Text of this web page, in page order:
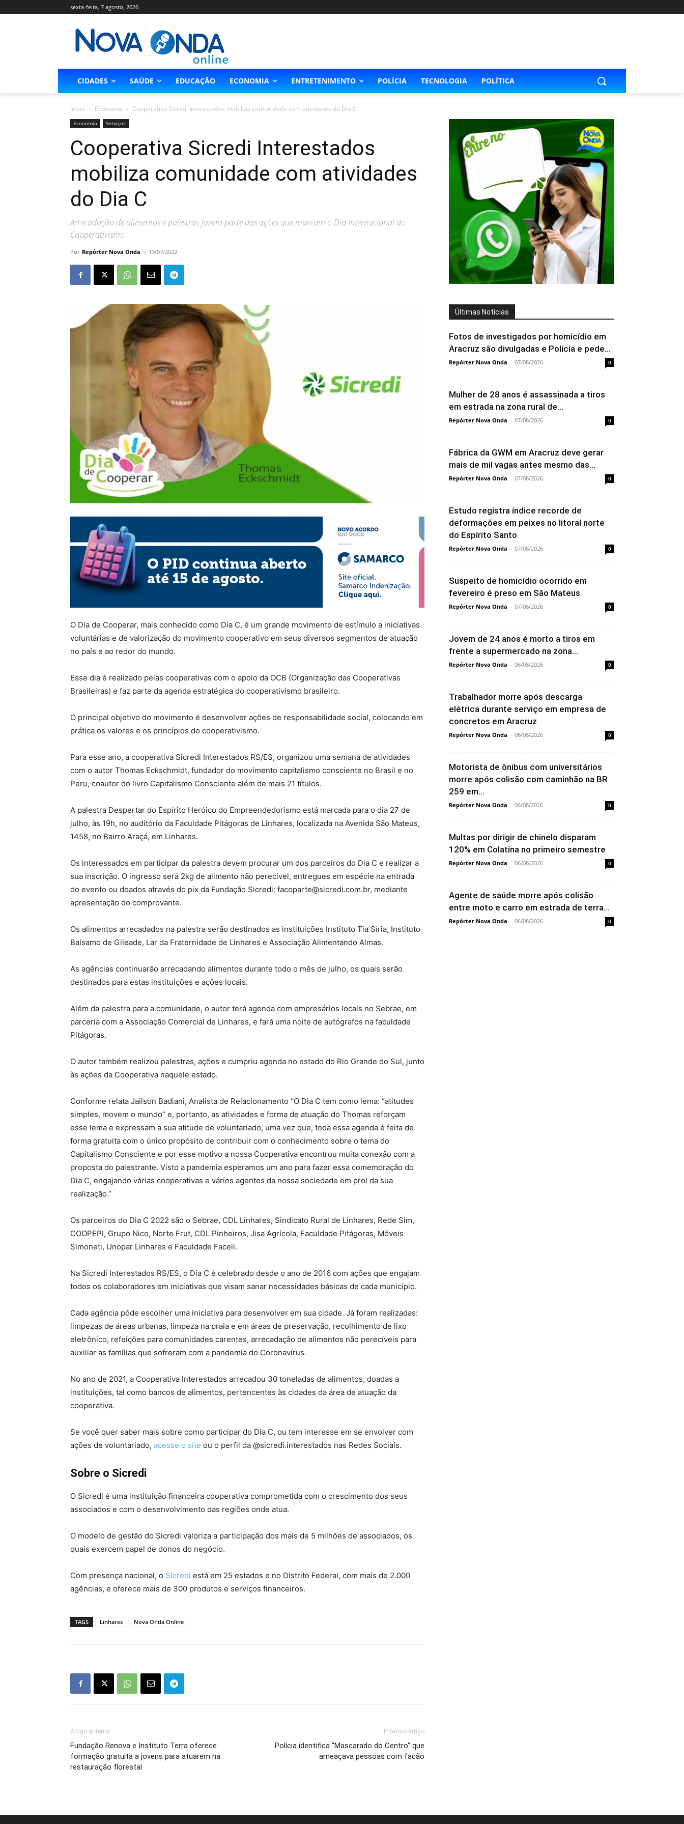
sexta-feira, 7 agosto, 2026
CIDADES SAÚDE EDUCAÇÃO ECONOMIA ENTRETENIMENTO POLÍCIA TECNOLOGIA POLÍTICA
Início Economia Cooperativa Sicredi Interestados mobiliza comunidade com atividades do Dia C
Economia Serviços
Cooperativa Sicredi Interestados
mobiliza comunidade com atividades
do Dia C
Arrecadação de alimentos e palestras fazem parte das ações que marcam o Dia Internacional do
Cooperativismo
Por Repórter Nova Onda - 13/07/2022
O Dia de Cooperar, mais conhecido como Dia C, é um grande movimento de estímulo a iniciativas
voluntárias e de valorização do movimento cooperativo em seus diversos segmentos de atuação
no país e ao redor do mundo.
Esse dia é realizado pelas cooperativas com o apoio da OCB (Organização das Cooperativas
Brasileiras) e faz parte da agenda estratégica do cooperativismo brasileiro.
O principal objetivo do movimento é desenvolver ações de responsabilidade social, colocando em
prática os valores e os princípios do cooperativismo.
Para esse ano, a cooperativa Sicredi Interestados RS/ES, organizou uma semana de atividades
com o autor Thomas Eckschmidt, fundador do movimento capitalismo consciente no Brasil e no
Peru, coautor do livro Capitalismo Consciente além de mais 21 títulos.
A palestra Despertar do Espírito Heróico do Empreendedorismo está marcada para o dia 27 de
julho, às 19h, no auditório da Faculdade Pitágoras de Linhares, localizada na Avenida São Mateus,
1458, no Bairro Araçá, em Linhares.
Os interessados em participar da palestra devem procurar um dos parceiros do Dia C e realizar a
sua inscrição. O ingresso será 2kg de alimento não perecível, entregues em espécie na entrada
do evento ou doados através do pix da Fundação Sicredi: facoparte@sicredi.com.br, mediante
apresentação do comprovante.
Os alimentos arrecadados na palestra serão destinados as instituições Instituto Tia Síria, Instituto
Balsamo de Gileade, Lar da Fraternidade de Linhares e Associação Alimentando Almas.
As agências continuarão arrecadando alimentos durante todo o mês de julho, os quais serão
destinados para estas instituições e ações locais.
Além da palestra para a comunidade, o autor terá agenda com empresários locais no Sebrae, em
parceria com a Associação Comercial de Linhares, e fará uma noite de autógrafos na faculdade
Pitágoras.
O autor também realizou palestras, ações e cumpriu agenda no estado do Rio Grande do Sul, junto
às ações da Cooperativa naquele estado.
Conforme relata Jailson Badiani, Analista de Relacionamento “O Dia C tem como lema: “atitudes
simples, movem o mundo” e, portanto, as atividades e forma de atuação do Thomas reforçam
esse lema e expressam a sua atitude de voluntariado, uma vez que, toda essa agenda é feita de
forma gratuita com o único propósito de contribuir com o conhecimento sobre o tema do
Capitalismo Consciente e por esse motivo a nossa Cooperativa encontrou muita conexão com a
proposta do palestrante. Visto a pandemia esperamos um ano para fazer essa comemoração do
Dia C, engajando várias cooperativas e vários agentes da nossa sociedade em prol da sua
realização.”
Os parceiros do Dia C 2022 são o Sebrae, CDL Linhares, Sindicato Rural de Linhares, Rede Sim,
COOPEPI, Grupo Nico, Norte Frut, CDL Pinheiros, Jisa Agrícola, Faculdade Pitágoras, Móveis
Simoneti, Unopar Linhares e Faculdade Faceli.
Na Sicredi Interestados RS/ES, o Dia C é celebrado desde o ano de 2016 com ações que engajam
todos os colaboradores em iniciativas que visam sanar necessidades básicas de cada município.
Cada agência pôde escolher uma iniciativa para desenvolver em sua cidade. Já foram realizadas:
limpezas de áreas urbanas, limpeza na praia e em áreas de preservação, recolhimento de lixo
eletrônico, refeições para comunidades carentes, arrecadação de alimentos não perecíveis para
auxiliar as famílias que sofreram com a pandemia do Coronavírus.
No ano de 2021, a Cooperativa Interestados arrecadou 30 toneladas de alimentos, doadas a
instituições, tal como bancos de alimentos, pertencentes às cidades da área de atuação da
cooperativa.
Se você quer saber mais sobre como participar do Dia C, ou tem interesse em se envolver com
ações de voluntariado, acesse o site ou o perfil da @sicredi.interestados nas Redes Sociais.
Sobre o Sicredi
O Sicredi é uma instituição financeira cooperativa comprometida com o crescimento dos seus
associados e com o desenvolvimento das regiões onde atua.
O modelo de gestão do Sicredi valoriza a participação dos mais de 5 milhões de associados, os
quais exercem papel de donos do negócio.
Com presença nacional, o Sicredi está em 25 estados e no Distrito Federal, com mais de 2.000
agências, e oferece mais de 300 produtos e serviços financeiros.
TAGS Linhares Nova Onda Online
Artigo anterior
Fundação Renova e Instituto Terra oferece
formação gratuita a jovens para atuarem na
restauração florestal
Próximo artigo
Polícia identifica “Mascarado do Centro” que
ameaçava pessoas com facão
Últimas Notícias
Fotos de investigados por homicídio em
Aracruz são divulgadas e Polícia e pede...
Repórter Nova Onda - 07/08/2026 0
Mulher de 28 anos é assassinada a tiros
em estrada na zona rural de...
Repórter Nova Onda - 07/08/2026 0
Fábrica da GWM em Aracruz deve gerar
mais de mil vagas antes mesmo das...
Repórter Nova Onda - 07/08/2026 0
Estudo registra índice recorde de
deformações em peixes no litoral norte
do Espírito Santo
Repórter Nova Onda - 07/08/2026 0
Suspeito de homicídio ocorrido em
fevereiro é preso em São Mateus
Repórter Nova Onda - 07/08/2026 0
Jovem de 24 anos é morto a tiros em
frente a supermercado na zona...
Repórter Nova Onda - 06/08/2026 0
Trabalhador morre após descarga
elétrica durante serviço em empresa de
concretos em Aracruz
Repórter Nova Onda - 06/08/2026 0
Motorista de ônibus com universitários
morre após colisão com caminhão na BR
259 em...
Repórter Nova Onda - 06/08/2026 0
Multas por dirigir de chinelo disparam
120% em Colatina no primeiro semestre
Repórter Nova Onda - 06/08/2026 0
Agente de saúde morre após colisão
entre moto e carro em estrada de terra...
Repórter Nova Onda - 06/08/2026 0